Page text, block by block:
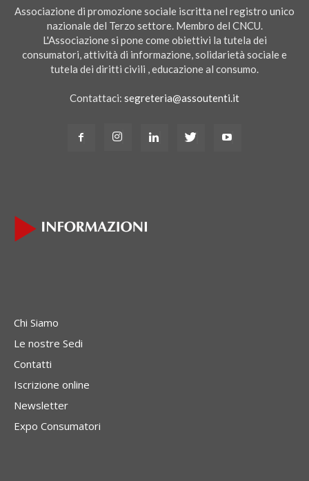
Associazione di promozione sociale iscritta nel registro unico
nazionale del Terzo settore. Membro del CNCU.
L'Associazione si pone come obiettivi la tutela dei
consumatori, attività di informazione, solidarietà sociale e
tutela dei diritti civili , educazione al consumo.
Contattaci: segreteria@assoutenti.it
Chi Siamo
Le nostre Sedi
Contatti
Iscrizione online
Newsletter
Expo Consumatori